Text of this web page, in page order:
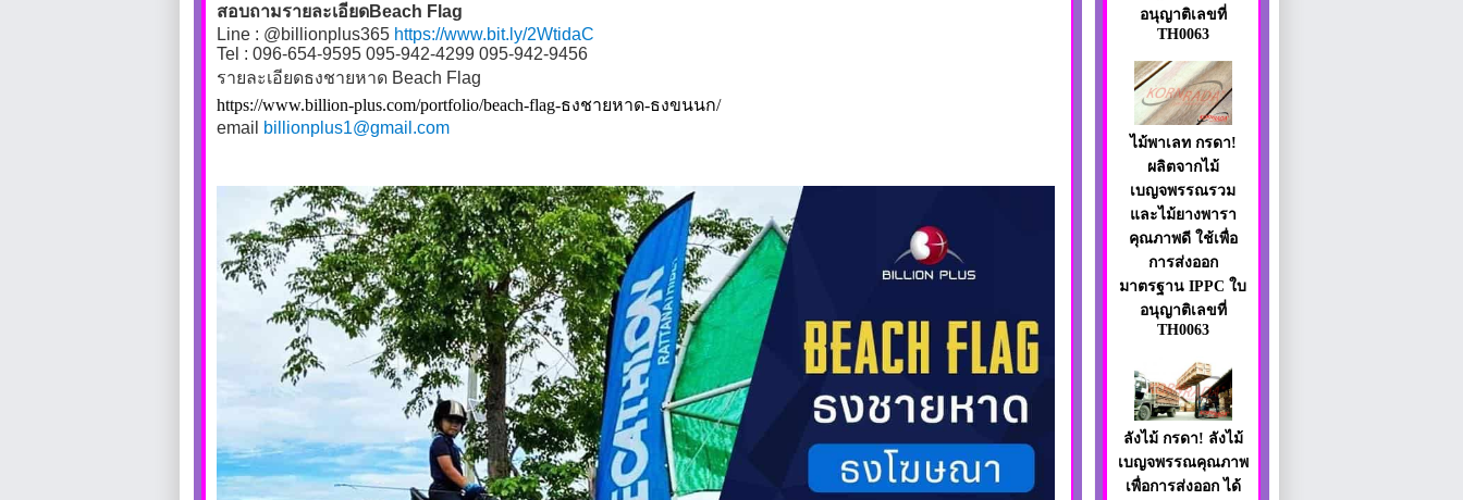
สอบถามรายละเอียดBeach Flag
Line : @billionplus365 https://www.bit.ly/2WtidaC
Tel : 096-654-9595 095-942-4299 095-942-9456
รายละเอียดธงชายหาด Beach Flag
https://www.billion-plus.com/portfolio/beach-flag-ธงชายหาด-ธงขนนก/
email
billionplus1@gmail.com
อนุญาติเลขที่
TH0063
ไม้พาเลท กรดา!
ผลิตจากไม้
เบญจพรรณรวม
และไม้ยางพารา
คุณภาพดี ใช้เพื่อ
การส่งออก
มาตรฐาน IPPC ใบ
อนุญาติเลขที่
TH0063
ลังไม้ กรดา! ลังไม้
เบญจพรรณคุณภาพ
เพื่อการส่งออก ได้